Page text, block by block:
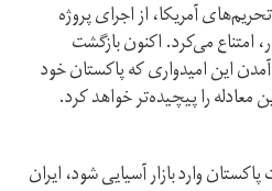
آمریکا، از اجرای پروژه
امتناع می‌کرد. اکنون بازگشت
این امیدواری که پاکستان خود
معادله را پیچیده‌تر خواهد کرد.
وارد بازار آسیایی شود، ایران